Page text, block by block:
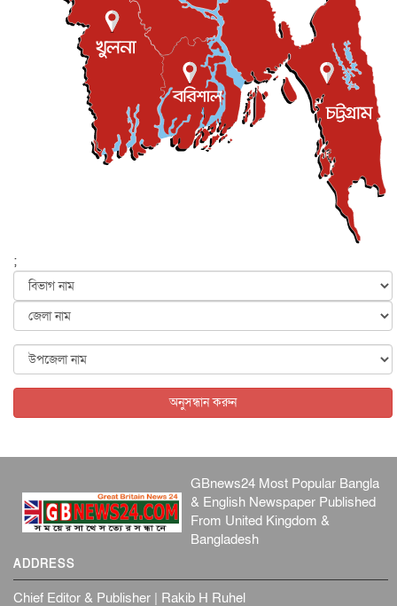
ইস্ট লন্ডন মসজিদের জুমার খুতবা : “কুরআন হোক জীবন দেখার
লেন্স...
ইসলাম ও জীবন ৭ আগস্ট, ২০২৬
সিলেটের কন্যা মোহিনী রশিদ এনওয়াইপিডির উচ্চপদস্থ কর্মকর্তা
দেশজুড়ে ৬ আগস্ট, ২০২৬
আজ থেকে সবার জন্য উন্মুক্ত জুলাই স্মৃতি জাদুঘর
৬ আগস্ট, ২০২৬
৬ আগস্ট, ২০২৬
জুলাইয়ের কৃতিত্ব নেওয়ার জন্য সবাই প্রতিযোগিতায় নেমেছে :
৬ আগস্ট, ২০২৬
৬ আগস্ট, ২০২৬
;
অনুসন্ধান করুন
GBnews24 Most Popular Bangla
& English Newspaper Published
From United Kingdom &
Bangladesh
ADDRESS
Chief Editor & Publisher | Rakib H Ruhel